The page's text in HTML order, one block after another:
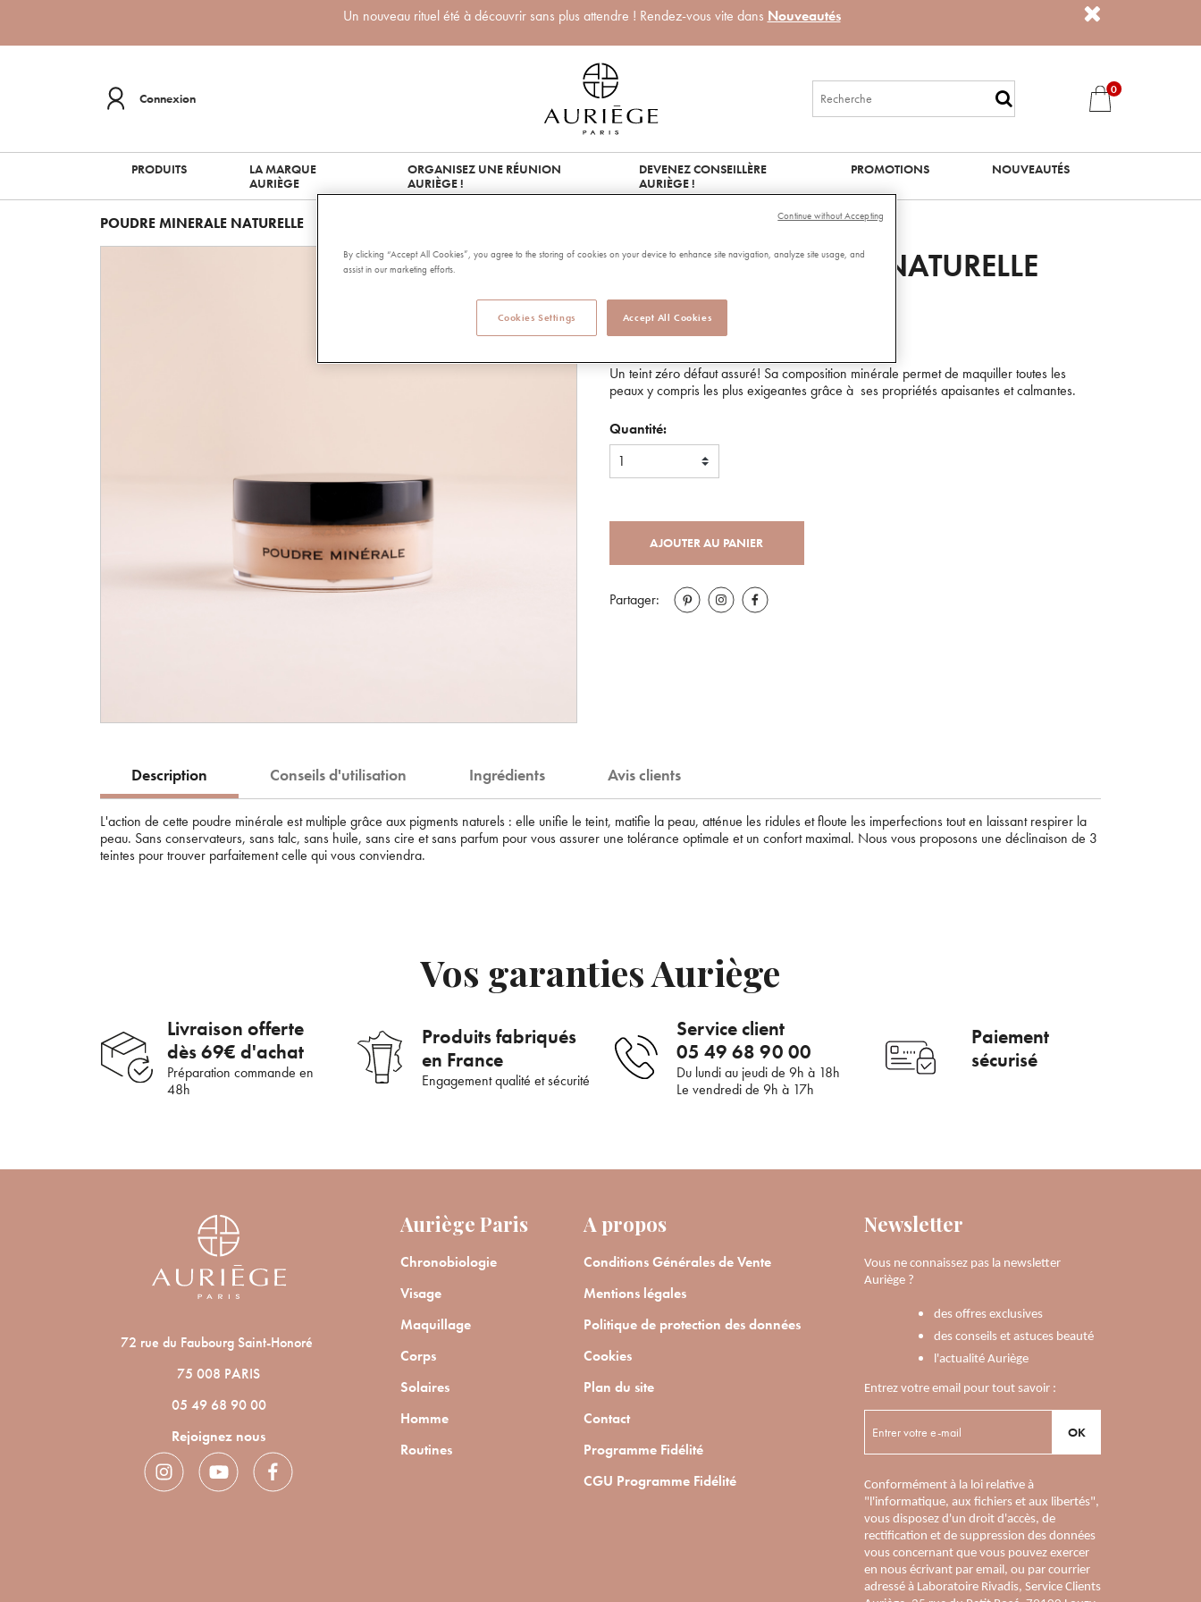
Un nouveau rituel été à découvrir sans plus attendre ! Rendez-vous vite dans Nouveautés
Connexion
0
PRODUITS
LA MARQUE
AURIÈGE
ORGANISEZ UNE RÉUNION
AURIÈGE !
DEVENEZ CONSEILLÈRE
AURIÈGE !
PROMOTIONS NOUVEAUTÉS
Voulez-vous vraiment supprimer le produit suivant du panier ?
POUDRE MINERALE NATURELLE
POUDRE MINERALE NATURELLE
92261
4.83 out of 5 Customer Rating
4.83/5.00
Un teint zéro défaut assuré! Sa composition minérale permet de maquiller toutes les
peaux y compris les plus exigeantes grâce à ses propriétés apaisantes et calmantes.
Quantité:
1
AJOUTER AU PANIER
Partager:
Description Conseils d'utilisation Ingrédients Avis clients
L'action de cette poudre minérale est multiple grâce aux pigments naturels : elle unifie le teint, matifie la peau, atténue les ridules et floute les imperfections tout en laissant respirer la
peau. Sans conservateurs, sans talc, sans huile, sans cire et sans parfum pour vous assurer une tolérance optimale et un confort maximal. Nous vous proposons une déclinaison de 3
teintes pour trouver parfaitement celle qui vous conviendra.
Vos garanties Auriège
Livraison offerte
dès 69€ d'achat
Préparation commande en
48h
Produits fabriqués
en France
Engagement qualité et sécurité
Service client
05 49 68 90 00
Du lundi au jeudi de 9h à 18h
Le vendredi de 9h à 17h
Paiement
sécurisé
72 rue du Faubourg Saint-Honoré
75 008 PARIS
05 49 68 90 00
Rejoignez nous
Auriège Paris
Chronobiologie
Visage
Maquillage
Corps
Solaires
Homme
Routines
A propos
Conditions Générales de Vente
Mentions légales
Politique de protection des données
Cookies
Plan du site
Contact
Programme Fidélité
CGU Programme Fidélité
Newsletter
Vous ne connaissez pas la newsletter
Auriège ?
des offres exclusives
des conseils et astuces beauté
l'actualité Auriège
Entrez votre email pour tout savoir :
OK
Conformément à la loi relative à
"l'informatique, aux fichiers et aux libertés",
vous disposez d'un droit d'accès, de
rectification et de suppression des données
vous concernant que vous pouvez exercer
en nous écrivant par email, ou par courrier
adressé à Laboratoire Rivadis, Service Clients
saison, inscrivez-vous à notre Newsletter.
En renseignant votre adresse e-mail, vous acceptez de recevoir des communications par e-mail
de la part d’Auriège.
By clicking “Accept All Cookies”, you agree to the storing of cookies on your device to enhance site navigation, analyze site usage, and
assist in our marketing efforts.
Accept All Cookies
Cookies Settings
Continue without Accepting